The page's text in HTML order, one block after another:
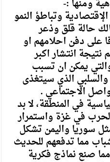
ومنها :-
وتباطؤ النمو
حالة قلق وذعر
على دفن احلامهم او
انتشار اكبر
يمكن ان تسبب
الذي سيتغذى
الاجتماعي .
في المنطقة، لا بد
في غزة واستمرار
سوريا واليمن تشكل
مما تدفعهم للحديث
صنع نماذج فكرية